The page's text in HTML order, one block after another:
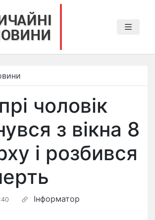
чоловік
з вікна 8
і розбився
Інформатор